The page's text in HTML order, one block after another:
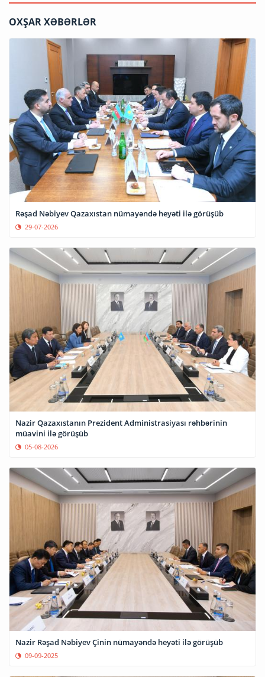
OXŞAR XƏBƏRLƏR
Rəşad Nəbiyev Qazaxıstan nümayəndə heyəti ilə görüşüb
29-07-2026
Nazir Qazaxıstanın Prezident Administrasiyası rəhbərinin
müavini ilə görüşüb
05-08-2026
Nazir Rəşad Nəbiyev Çinin nümayəndə heyəti ilə görüşüb
09-09-2025